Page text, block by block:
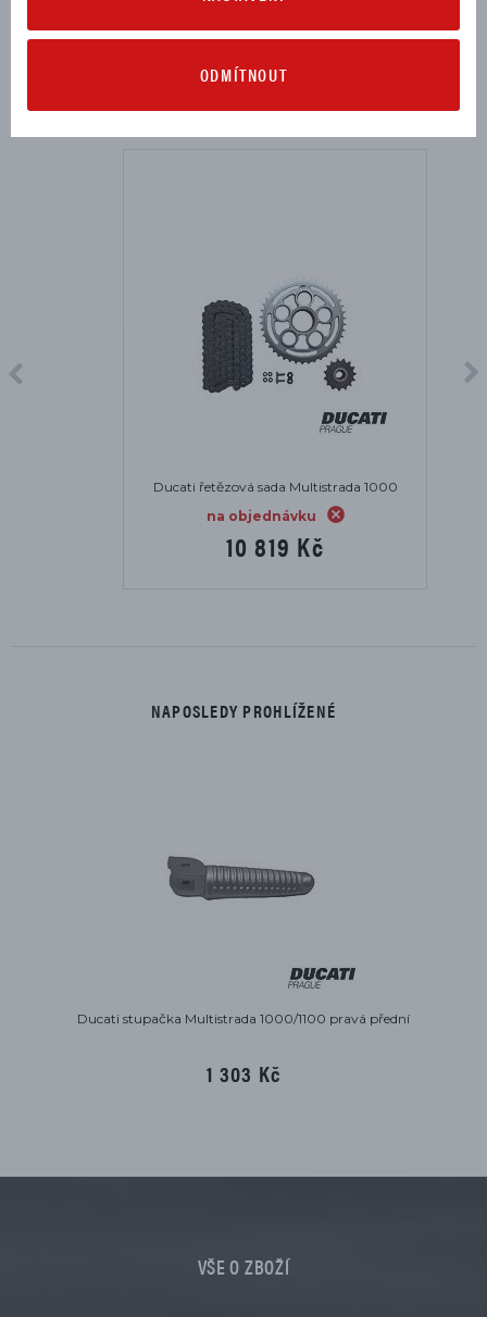
Ducati řetězová sada Multistrada 1000
na objednávku
10 819 Kč
NAPOSLEDY PROHLÍŽENÉ
Ducati stupačka Multistrada 1000/1100 pravá přední
1 303 Kč
VŠE O ZBOŽÍ
ODMÍTNOUT